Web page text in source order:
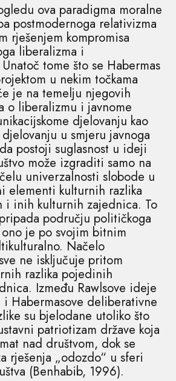
ova paradigma moralne
postmodernoga relativizma
rješenjem kompromisa
liberalizma i
tome što se Habermas
u nekim točkama
je na temelju njegovih
o liberalizmu i javnome
djelovanju kao
u smjeru javnoga
postoji suglasnost u ideji
može izgraditi samo na
univerzalnosti slobode u
elementi kulturnih razlika
i inih kulturnih zajednica. To
području političkoga
je po svojim bitnim
Načelo
ne isključuje pritom
razlika pojedinih
Između Rawlsove ideje
i Habermasove deliberativne
su bjelodane utoliko što
patriotizam države koja
nad društvom, dok se
rješenja „odozdo“ u sferi
(Benhabib, 1996).